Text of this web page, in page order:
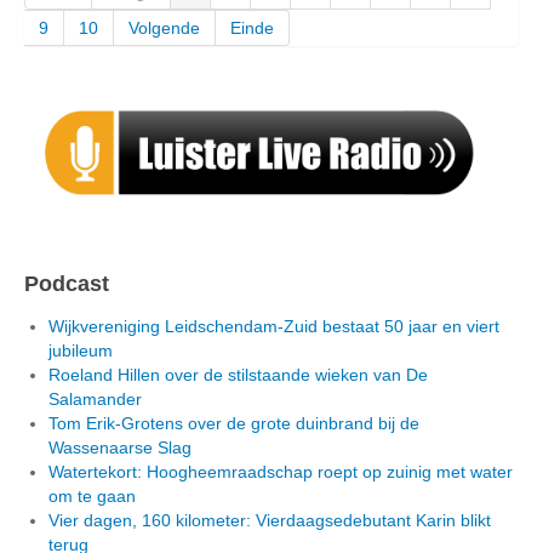
9
10 Volgende Einde
Podcast
Wijkvereniging Leidschendam-Zuid bestaat 50 jaar en viert
jubileum
Roeland Hillen over de stilstaande wieken van De
Salamander
Tom Erik-Grotens over de grote duinbrand bij de
Wassenaarse Slag
Watertekort: Hoogheemraadschap roept op zuinig met water
om te gaan
Vier dagen, 160 kilometer: Vierdaagsedebutant Karin blikt
terug